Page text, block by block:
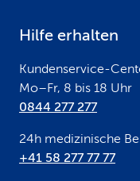
Hilfe erhalten
Kundenservice-
Mo–Fr, 8 bis 18 Uhr
0844 277 277
24h medizinische
+41 58 277 77 77